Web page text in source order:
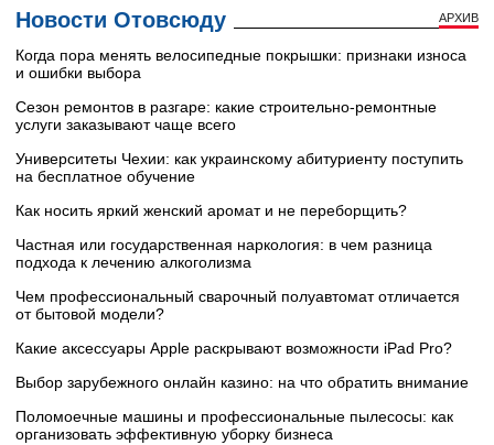
Новости Отовсюду АРХИВ
Когда пора менять велосипедные покрышки: признаки износа
и ошибки выбора
Сезон ремонтов в разгаре: какие строительно-ремонтные
услуги заказывают чаще всего
Университеты Чехии: как украинскому абитуриенту поступить
на бесплатное обучение
Как носить яркий женский аромат и не переборщить?
Частная или государственная наркология: в чем разница
подхода к лечению алкоголизма
Чем профессиональный сварочный полуавтомат отличается
от бытовой модели?
Какие аксессуары Apple раскрывают возможности iPad Pro?
Выбор зарубежного онлайн казино: на что обратить внимание
Поломоечные машины и профессиональные пылесосы: как
организовать эффективную уборку бизнеса